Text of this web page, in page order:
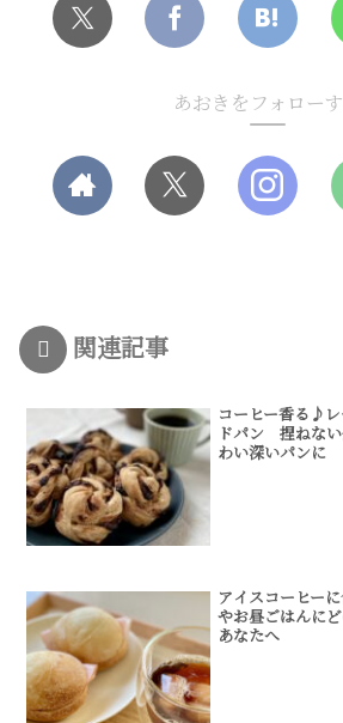
あおきをフォロー
関連記事
コーヒー香る♪
ドパン 捏ねな
わい深いパンに
アイスコーヒー
やお昼ごはんに
あなたへ